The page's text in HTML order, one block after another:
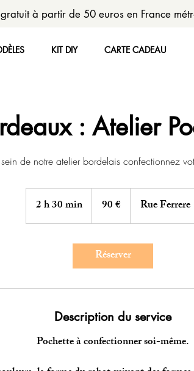
à partir de 50 euros en France
KIT DIY CARTE CADEAU
: Atelier
de notre atelier bordelais confectionnez
2 h 30 min2
h
m
90 € Rue Ferrere
Réserver
Description du service
Pochette à confectionner soi-même.